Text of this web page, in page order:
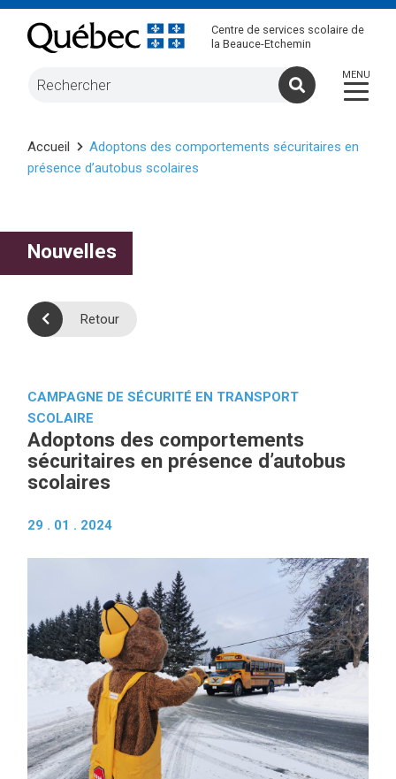
Centre de services scolaire de
la Beauce-Etchemin
Accueil
Adoptons des comportements sécuritaires en
présence d’autobus scolaires
Nouvelles
Retour
CAMPAGNE DE SÉCURITÉ EN TRANSPORT
SCOLAIRE
Adoptons des comportements
sécuritaires en présence d’autobus
scolaires
29 . 01 . 2024